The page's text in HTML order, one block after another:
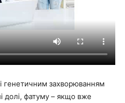
генетичним захворюванням
долі, фатуму – якщо вже